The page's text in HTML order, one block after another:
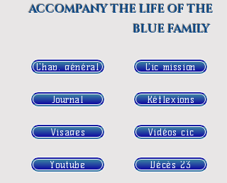
ACCOMPANY THE LIFE OF THE
BLUE FAMILY
Chap. général
Journal
Visages
Youtube
Cic mission
Réflexions
Vidéos cic
Décès 23